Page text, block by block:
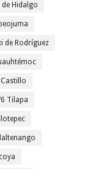
Hidalgo
de Rodríguez
Castillo
Tilapa